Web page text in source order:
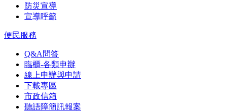
防災宣導
宣導呼籲
便民服務
Q&A問答
臨櫃-各類申辦
線上申辦與申請
下載專區
市政信箱
聽語障簡訊報案